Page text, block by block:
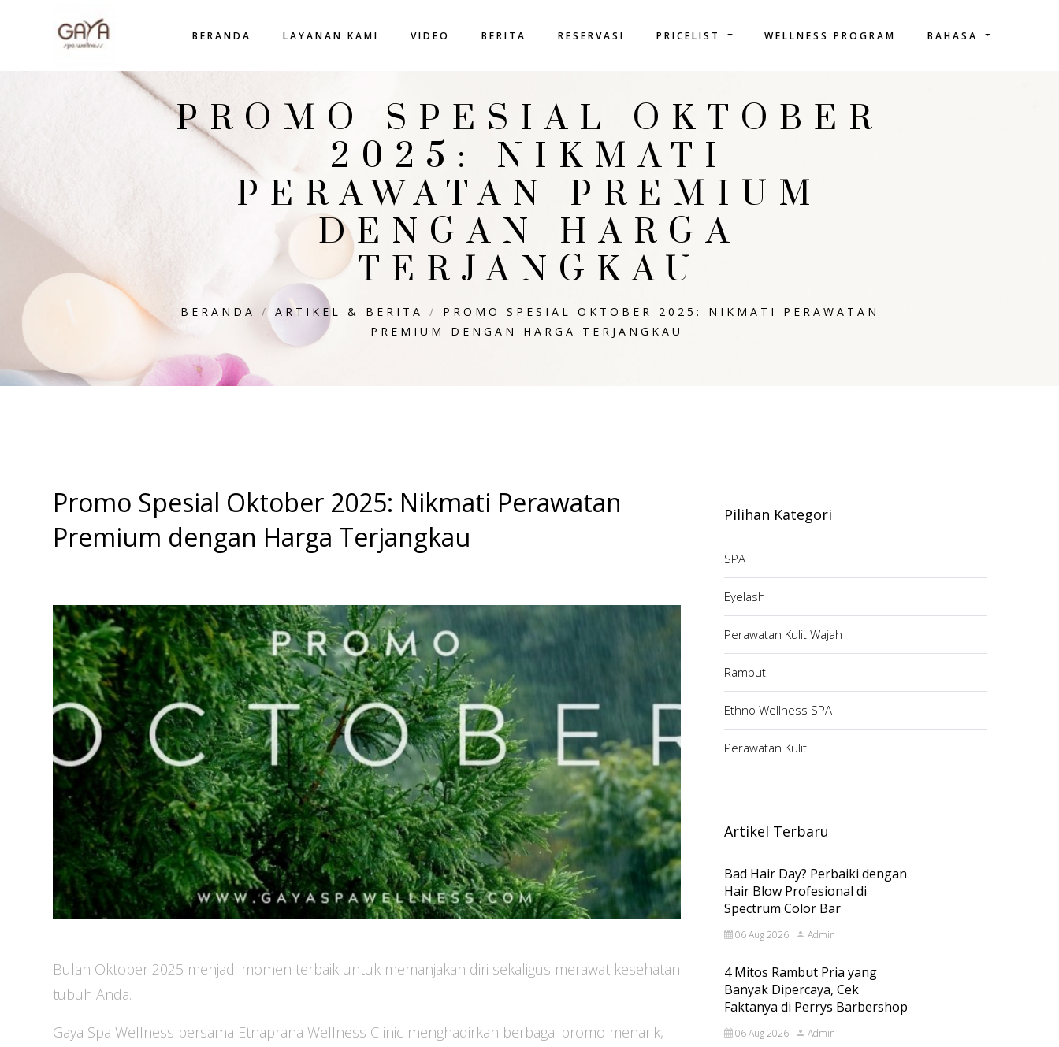
BERANDA LAYANAN KAMI VIDEO BERITA RESERVASI PRICELIST WELLNESS PROGRAM BAHASA
PROMO SPESIAL OKTOBER
2025: NIKMATI
PERAWATAN PREMIUM
DENGAN HARGA
TERJANGKAU
BERANDA / ARTIKEL & BERITA / PROMO SPESIAL OKTOBER 2025: NIKMATI PERAWATAN
PREMIUM DENGAN HARGA TERJANGKAU
Promo Spesial Oktober 2025: Nikmati Perawatan
Premium dengan Harga Terjangkau
Bulan Oktober 2025 menjadi momen terbaik untuk memanjakan diri sekaligus merawat kesehatan
tubuh Anda.
Gaya Spa Wellness bersama Etnaprana Wellness Clinic menghadirkan berbagai promo menarik,
Pilihan Kategori
SPA
Eyelash
Perawatan Kulit Wajah
Rambut
Ethno Wellness SPA
Perawatan Kulit
Artikel Terbaru
Bad Hair Day? Perbaiki dengan
Hair Blow Profesional di
Spectrum Color Bar
06 Aug 2026 Admin
4 Mitos Rambut Pria yang
Banyak Dipercaya, Cek
Faktanya di Perrys Barbershop
06 Aug 2026 Admin